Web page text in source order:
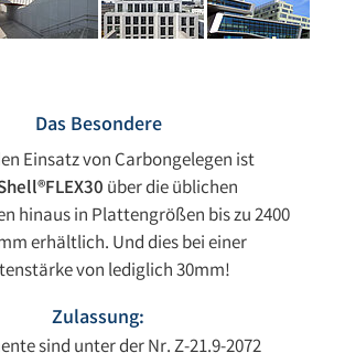
Das Besondere
Einsatz von Carbongelegen ist
über die üblichen
hinaus in Plattengrößen bis zu 2400
erhältlich. Und dies bei einer
von lediglich 30mm!
Zulassung:
sind unter der Nr. Z-21.9-2072